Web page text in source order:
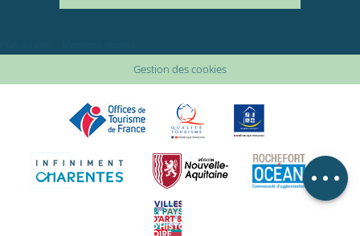
Description
Carte
Gestion des cookies